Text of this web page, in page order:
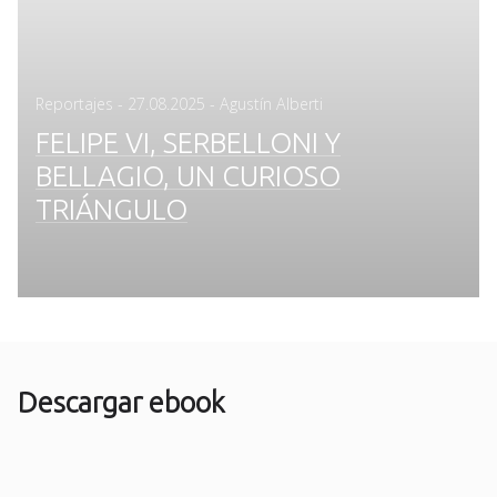
Reportajes - Posted
27.08.2025 - Agustín Alberti
FELIPE VI, SERBELLONI Y
BELLAGIO, UN CURIOSO
TRIÁNGULO
Descargar ebook